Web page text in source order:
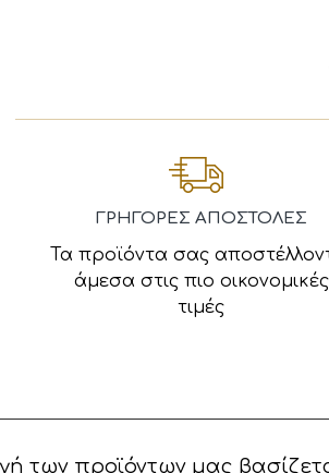
ΓΡΗΓΟΡΕΣ ΑΠΟΣΤΟΛΕΣ
Τα προϊόντα σας
άμεσα στις πιο οικονομικές
τιμές
των προϊόντων μας